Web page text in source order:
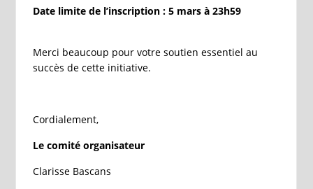
Date limite de l’inscription : 5 mars à 23h59
Merci beaucoup pour votre soutien essentiel au
succès de cette initiative.
Cordialement,
Le comité organisateur
Clarisse Bascans